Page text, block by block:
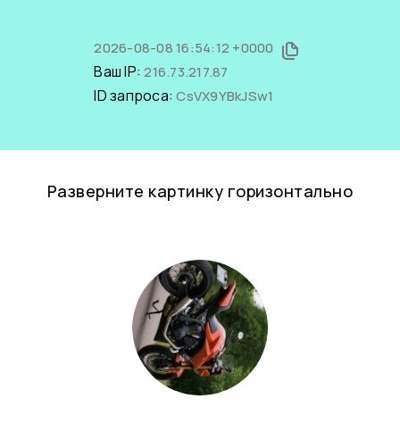
2026-08-08 16:54:12 +0000
Ваш IP:216.73.217.87
ID запроса:CsVX9YBkJSw1
Разверните картинку горизонтально